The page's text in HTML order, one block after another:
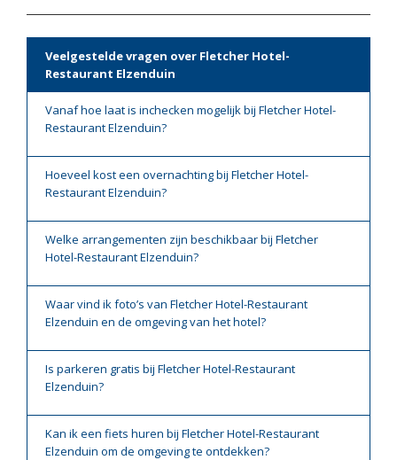
Veelgestelde vragen over Fletcher Hotel-
Restaurant Elzenduin
Vanaf hoe laat is inchecken mogelijk bij Fletcher Hotel-
Restaurant Elzenduin?
Hoeveel kost een overnachting bij Fletcher Hotel-
Restaurant Elzenduin?
Welke arrangementen zijn beschikbaar bij Fletcher
Hotel-Restaurant Elzenduin?
Waar vind ik foto’s van Fletcher Hotel-Restaurant
Elzenduin en de omgeving van het hotel?
Is parkeren gratis bij Fletcher Hotel-Restaurant
Elzenduin?
Kan ik een fiets huren bij Fletcher Hotel-Restaurant
Elzenduin om de omgeving te ontdekken?